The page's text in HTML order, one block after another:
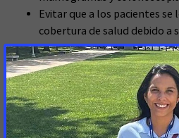
Evitar que a los pacientes se
cobertura de salud debido a
Limitar razonablemente la
deben pagar en costos de
Ayudar a las personas y
moderados a comprar una
Continuidad de la cobertura del